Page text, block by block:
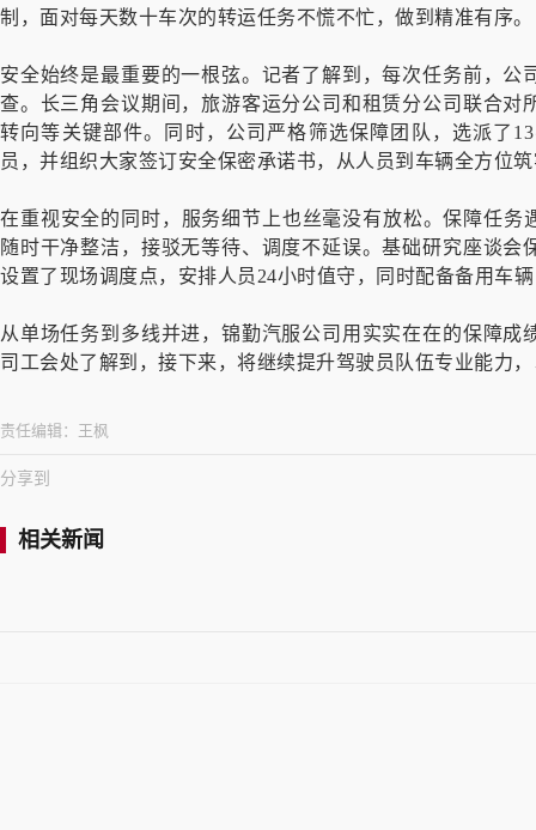
制，面对每天数十车次的转运任务不慌不忙，做到精准有序。
安全始终是最重要的一根弦。记者了解到，每次任务前，
查。长三角会议期间，旅游客运分公司和租赁分公司联合
转向等关键部件。同时，公司严格筛选保障团队，选派了
员，并组织大家签订安全保密承诺书，从人员到车辆全方位
在重视安全的同时，服务细节上也丝毫没有放松。保障任务
随时干净整洁，接驳无等待、调度不延误。基础研究座谈
设置了现场调度点，安排人员24小时值守，同时配备备用车
从单场任务到多线并进，锦勤汽服公司用实实在在的保障
司工会处了解到，接下来，将继续提升驾驶员队伍专业能力
责任编辑： 王枫
分享到
相关新闻